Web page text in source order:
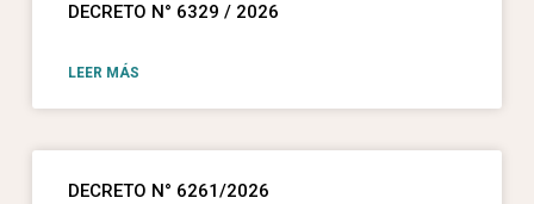
DECRETO N° 6329 / 2026
LEER MÁS
DECRETO N° 6261/2026